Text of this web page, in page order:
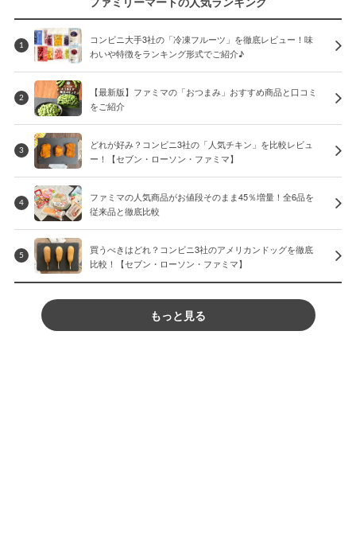
1
コンビニ大手3社の「冷凍フルーツ」を徹底レビュー！味
わいや特徴をランキング形式でご紹介♪
2
【最新版】ファミマの「おつまみ」おすすめ商品と口コミ
をご紹介
3
どれが好み？コンビニ3社の「人気チキン」を比較レビュ
ー！【セブン・ローソン・ファミマ】
4
ファミマの人気商品がお値段そのまま45％増量！全6品を
従来品と徹底比較
5
買うべきはどれ？コンビニ3社のアメリカンドッグを徹底
比較！【セブン・ローソン・ファミマ】
もっと見る